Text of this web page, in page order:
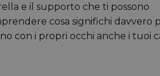
e il supporto che ti possono
cosa significhi davvero
con i propri occhi anche i tuoi